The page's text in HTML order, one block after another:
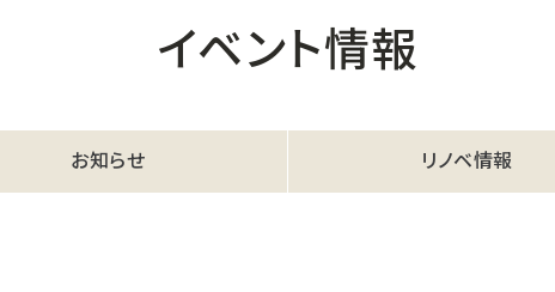
イベント情報
お知らせ リノベ情報